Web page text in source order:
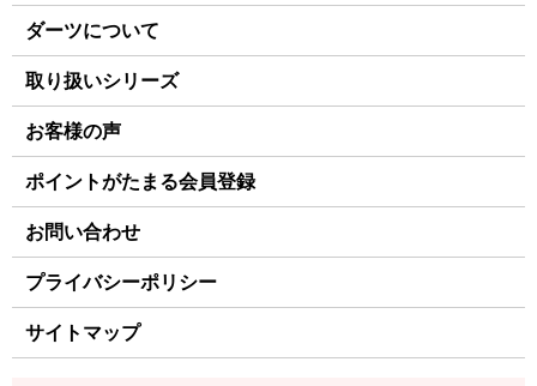
ダーツについて
取り扱いシリーズ
お客様の声
ポイントがたまる会員登録
お問い合わせ
プライバシーポリシー
サイトマップ